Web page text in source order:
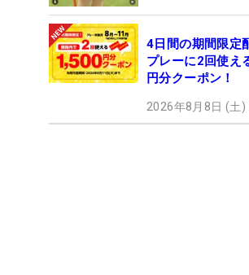
4日間の期間限定
プレーに2回使
円分クーポン！
2026年8月8日 (土)